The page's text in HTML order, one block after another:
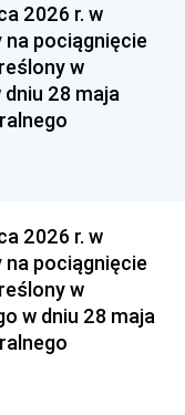
2026 r. w
pociągnięcie
w
28 maja
2026 r. w
pociągnięcie
w
w dniu 28 maja